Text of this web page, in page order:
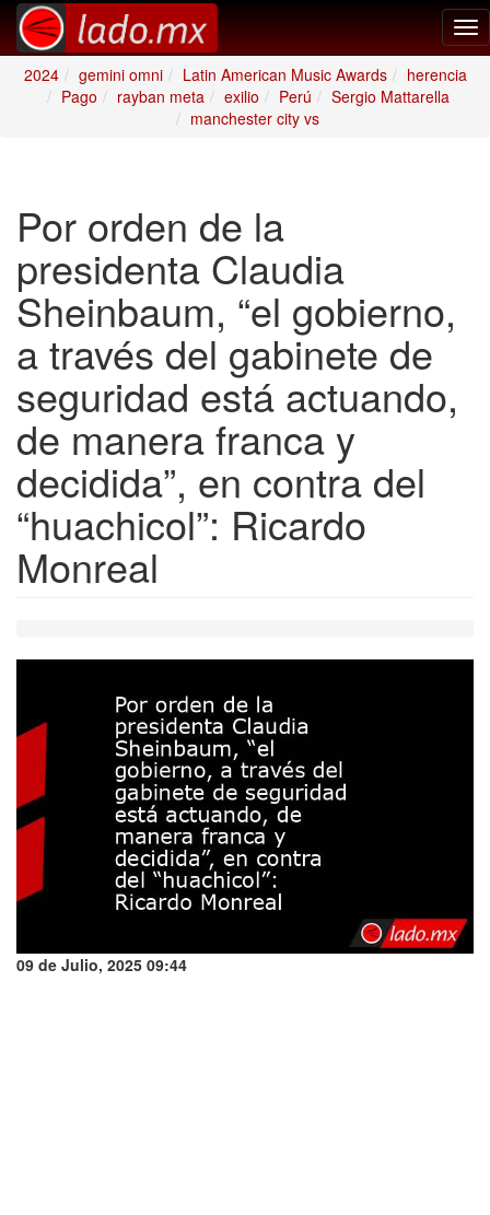
2024
gemini omni Latin American Music Awards
herencia
Pago
rayban meta exilio Perú
Sergio Mattarella
manchester city vs
Por orden de la
presidenta Claudia
Sheinbaum, “el gobierno,
a través del gabinete de
seguridad está actuando,
de manera franca y
decidida”, en contra del
“huachicol”: Ricardo
Monreal
09 de Julio, 2025 09:44